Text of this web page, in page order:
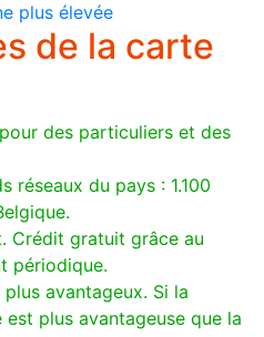
plus élevée
de la carte
des particuliers et des
réseaux du pays : 1.100
Crédit gratuit grâce au
périodique.
avantageux. Si la
plus avantageuse que la